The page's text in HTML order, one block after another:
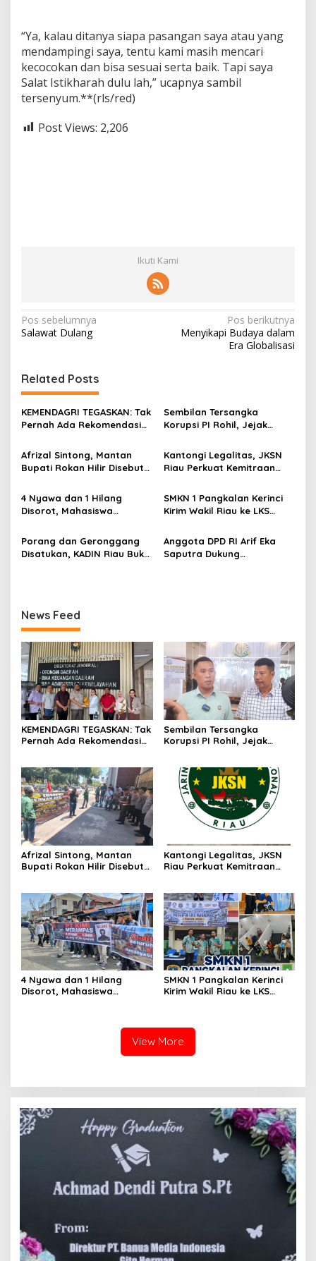
“Ya, kalau ditanya siapa pasangan saya atau yang
mendampingi saya, tentu kami masih mencari
kecocokan dan bisa sesuai serta baik. Tapi saya
Salat Istikharah dulu lah,” ucapnya sambil
tersenyum.**(rls/red)
Post Views: 2,206
Ikuti Kami
N
a
i
g
a
i
o
s
Pos sebelumnya
Salawat Dulang
Pos berikutnya
Menyikapi Budaya dalam
Era Globalisasi
Related Posts
KEMENDAGRI TEGASKAN: Tak
Pernah Ada Rekomendasi
HGB STC
Sembilan Tersangka
Korupsi PI Rohil, Jejak
Masih Didalami
Afrizal Sintong, Mantan
Bupati Rokan Hilir Disebut
Diterima Kejati, GMPR
Desak Usut Dividen Rp331,7
Kantongi Legalitas, JKSN
Riau Perkuat Kemitraan
Ketahanan Bangsa
4 Nyawa dan 1 Hilang
Disorot, Mahasiswa
Pelindo
SMKN 1 Pangkalan Kerinci
Kirim Wakil Riau ke LKS
Porang dan Geronggang
Disatukan, KADIN Riau Buka
Anggota DPD RI Arif Eka
Saputra Dukung
News Feed
KEMENDAGRI TEGASKAN: Tak
Pernah Ada Rekomendasi
Sembilan Tersangka
Korupsi PI Rohil, Jejak
Afrizal Sintong, Mantan
Bupati Rokan Hilir Disebut
Desak Usut Dividen Rp331,7
Miliar
Kantongi Legalitas, JKSN
Riau Perkuat Kemitraan
4 Nyawa dan 1 Hilang
Disorot, Mahasiswa
SMKN 1 Pangkalan Kerinci
Kirim Wakil Riau ke LKS
View More